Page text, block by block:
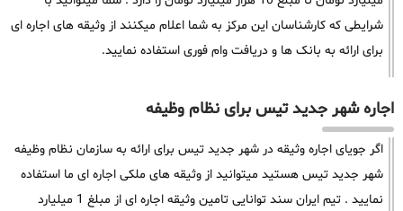
شرایطی که کارشناسان این مرکز به شما اعلام میکنند از وثیقه های اجاره ای
برای ارائه به بانک ها و دریافت وام فوری استفاده نمایید.
اجاره شهر جدید تیس برای نظام وظیفه
اگر جویای اجاره وثیقه در شهر جدید تیس برای ارائه به سازمان نظام وظیفه
شهر جدید تیس هستید میتوانید از وثیقه های ملکی اجاره ای ما استفاده
نمایید . تیم ایران سند توانایی تامین وثیقه اجاره ای از مبلغ 1 میلیارد